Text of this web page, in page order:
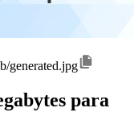
generated.jpg
para